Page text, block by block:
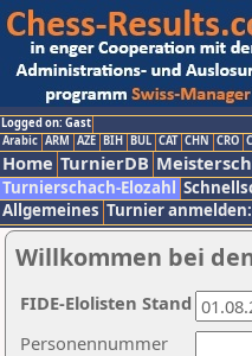
Logged on: Gast
Arabic ARM AZE BIH BUL CAT CHN CRO
Home TurnierDB
Turnierschach-Elozahl
Allgemeines Turnier anmelden:
Willkommen bei
Personennummer
FIDE-Elolisten Stand